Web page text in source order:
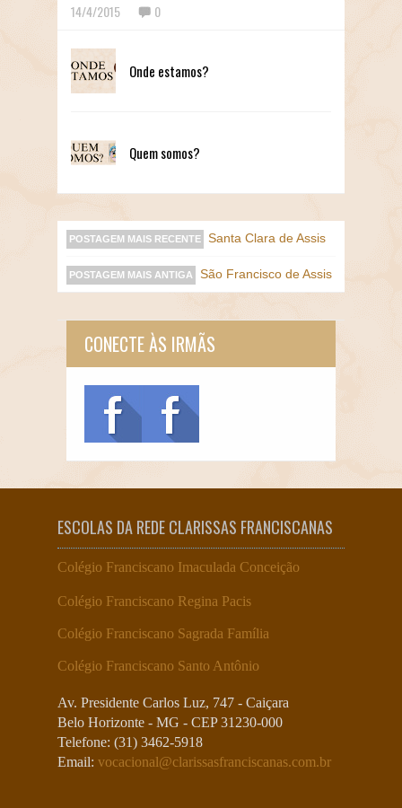
14/4/2015 0
Onde estamos?
Quem somos?
POSTAGEM MAIS RECENTE Santa Clara de Assis
POSTAGEM MAIS ANTIGA São Francisco de Assis
CONECTE ÀS IRMÃS
ESCOLAS DA REDE CLARISSAS FRANCISCANAS
Colégio Franciscano Imaculada Conceição
Colégio Franciscano Regina Pacis
Colégio Franciscano Sagrada Família
Colégio Franciscano Santo Antônio
Av. Presidente Carlos Luz, 747 - Caiçara
Belo Horizonte - MG - CEP 31230-000
Telefone: (31) 3462-5918
Email: vocacional@clarissasfranciscanas.com.br